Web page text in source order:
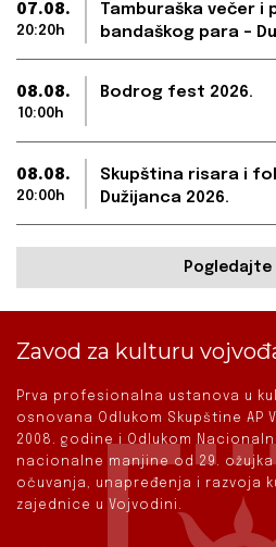
07.08.
20:20h
Tamburaška večer i
bandaškog para –
08.08.
10:00h
Bodrog fest 2026.
08.08.
20:00h
Skupština risara i
Dužijanca 2026.
Pogledajte
Zavod za kulturu
Prva profesionalna ustanova u
osnovana Odlukom Skupštine AP
2008. godine i Odlukom
nacionalne manjine od 29.
očuvanja, unapređenja i razvoja
zajednice u Vojvodini.